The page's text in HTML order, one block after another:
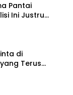
Pantai
Ini Justru
di
Terus
Wisata